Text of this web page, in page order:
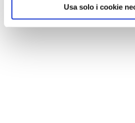
Usa solo i cookie